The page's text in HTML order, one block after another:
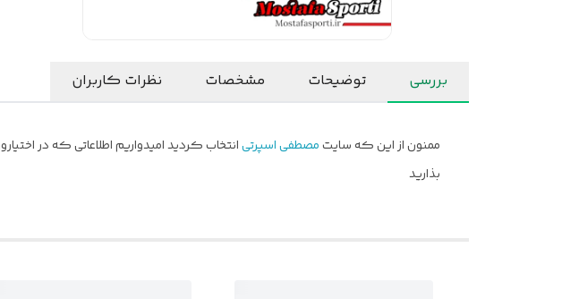
بررسی توضیحات مشخصات نظرات کاربران
ممنون از این که سایتمصطفی اسپرتیانتخاب کردید امیدواریم اطلاعاتی که در
بذارید